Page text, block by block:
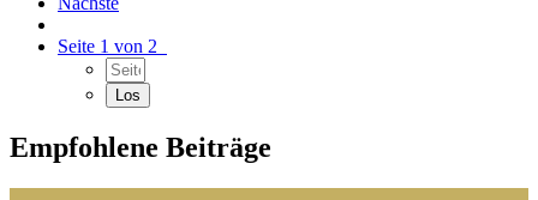
Seite 1 von 2
Empfohlene Beiträge